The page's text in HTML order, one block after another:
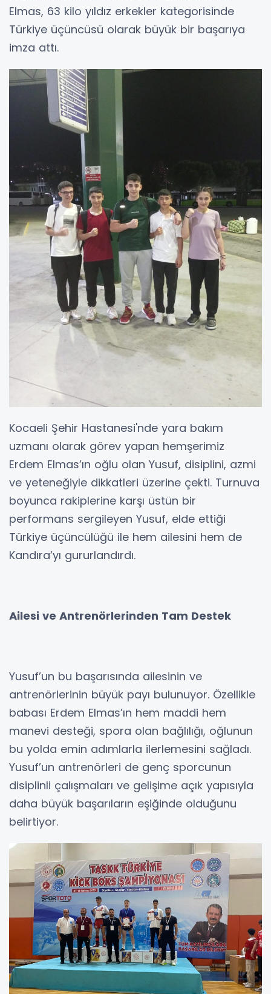
Elmas, 63 kilo yıldız erkekler kategorisinde
Türkiye üçüncüsü olarak büyük bir başarıya
imza attı.
Kocaeli Şehir Hastanesi'nde yara bakım
uzmanı olarak görev yapan hemşerimiz
Erdem Elmas’ın oğlu olan Yusuf, disiplini, azmi
ve yeteneğiyle dikkatleri üzerine çekti. Turnuva
boyunca rakiplerine karşı üstün bir
performans sergileyen Yusuf, elde ettiği
Türkiye üçüncülüğü ile hem ailesini hem de
Kandıra’yı gururlandırdı.
Ailesi ve Antrenörlerinden Tam Destek
Yusuf’un bu başarısında ailesinin ve
antrenörlerinin büyük payı bulunuyor. Özellikle
babası Erdem Elmas’ın hem maddi hem
manevi desteği, spora olan bağlılığı, oğlunun
bu yolda emin adımlarla ilerlemesini sağladı.
Yusuf’un antrenörleri de genç sporcunun
disiplinli çalışmaları ve gelişime açık yapısıyla
daha büyük başarıların eşiğinde olduğunu
belirtiyor.